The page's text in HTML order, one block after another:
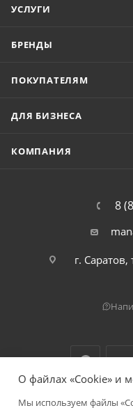
УСЛУГИ
БРЕНДЫ
ПОКУПАТЕЛЯМ
ДЛЯ БИЗНЕСА
КОМПАНИЯ
8
г. Саратов,
О файлах «Cookie» и
Мы используем файлы